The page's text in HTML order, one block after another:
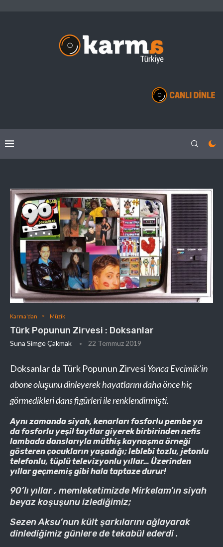
Karma'dan Müzik
Türk Popunun Zirvesi : Doksanlar
Suna Simge Çakmak 22 Temmuz 2019
Doksanlar da Türk Popunun Zirvesi Yonca Evcimik’in
abone oluşunu dinleyerek hayatlarını daha önce hiç
görmedikleri dans figürleri ile renklendirmişti.
Aynı zamanda siyah, kenarları fosforlu pembe ya
da fosforlu yeşil taytlar giyerek birbirinden nefis
lambada danslarıyla müthiş kaynaşma örneği
gösteren çocukların yaşadığı; leblebi tozlu, jetonlu
telefonlu, tüplü televizyonlu yıllar… Üzerinden
yıllar geçmemiş gibi hala taptaze durur!
90’lı yıllar , memleketimizde Mirkelam’ın siyah
beyaz koşuşunu izlediğimiz;
Sezen Aksu’nun kült şarkılarını ağlayarak
dinlediğimiz günlere de tekabül ederdi .